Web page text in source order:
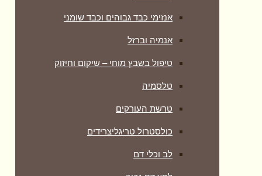
אנזימי כבד גבוהים וכבד שומני
אנמיה וברזל
טיפול בשבץ מוחי – שיקום וחיזוק
טלסמיה
טרשת העורקים
כולסטרול טריגליצרידים
לב וכלי דם